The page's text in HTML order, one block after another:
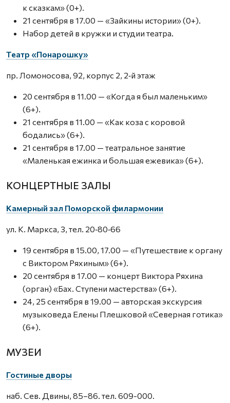
к сказкам» (0+).
21 сентября в 17.00 — «Зайкины истории» (0+).
Набор детей в кружки и студии театра.
Театр «Понарошку»
пр. Ломоносова, 92, корпус 2, 2‑й этаж
20 сентября в 11.00 — «Когда я был маленьким»
(6+).
21 сентября в 11.00 — «Как коза с коровой
бодались» (6+).
21 сентября в 17.00 — театральное занятие
«Маленькая ежинка и большая ежевика» (6+).
КОНЦЕРТНЫЕ ЗАЛЫ
Камерный зал Поморской филармонии
ул. К. Маркса, 3, тел. 20‑80‑66
19 сентября в 15.00, 17.00 — «Путешествие к органу
с Виктором Ряхиным» (6+).
20 сентября в 17.00 — концерт Виктора Ряхина
(орган) «Бах. Ступени мастерства» (6+).
24, 25 сентября в 19.00 — авторская экскурсия
музыковеда Елены Плешковой «Северная готика»
(6+).
МУЗЕИ
Гостиные дворы
наб. Сев. Двины, 85–86. тел. 609-000.